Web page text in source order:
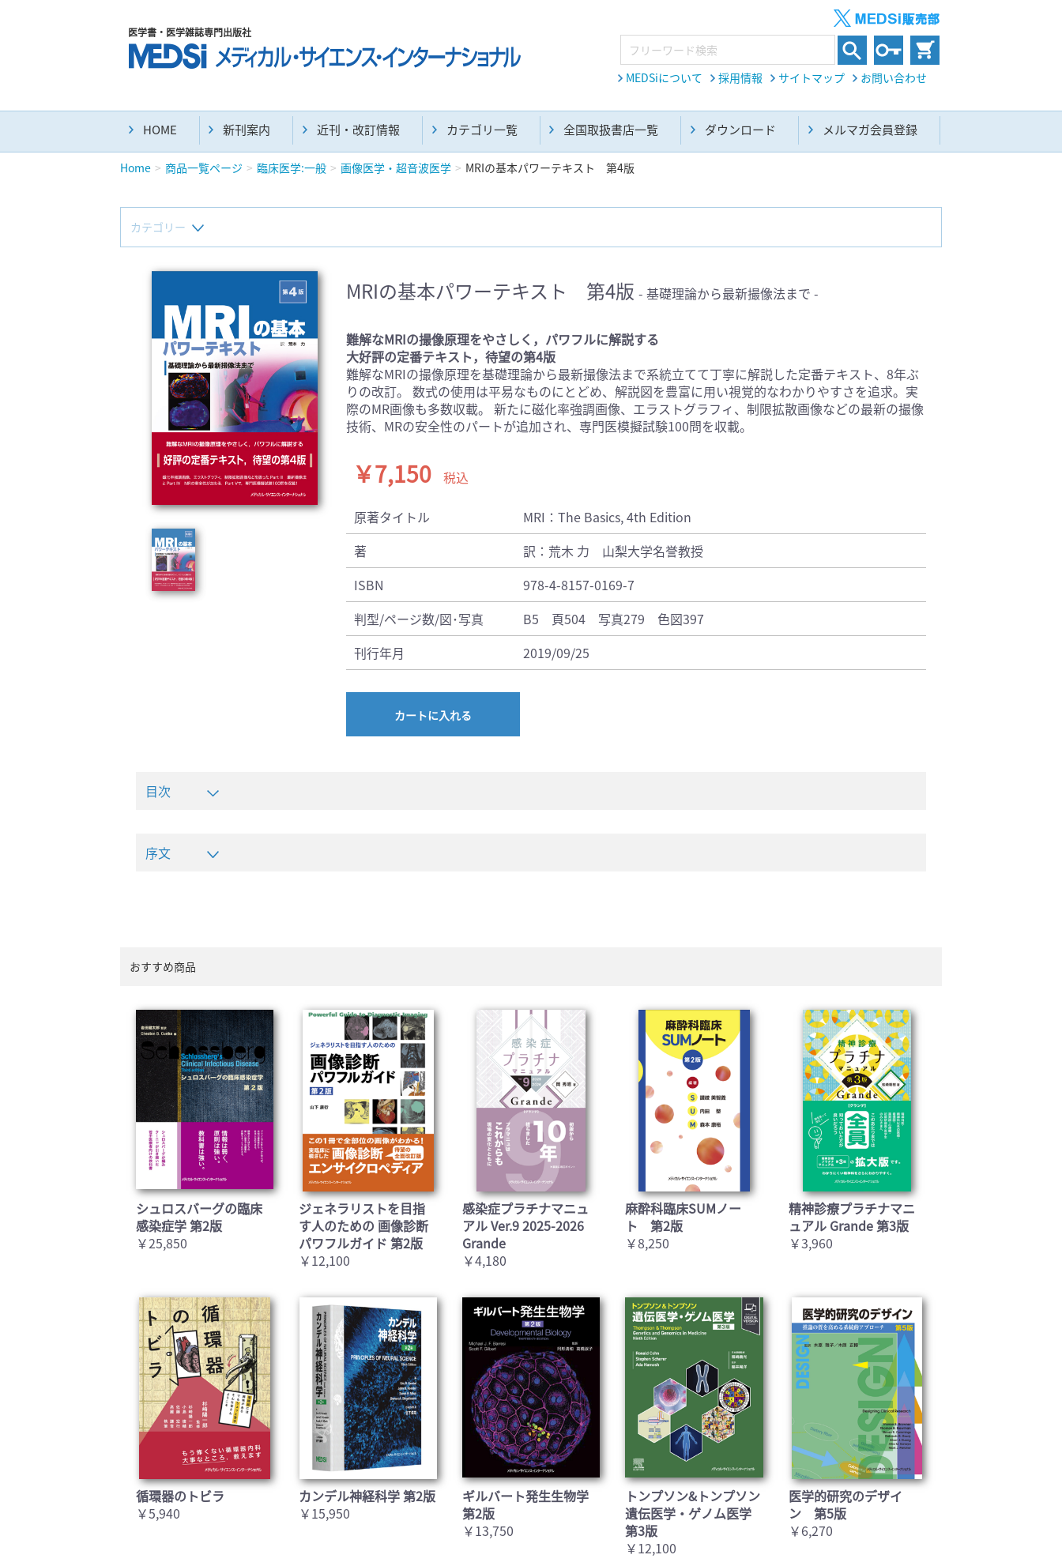
医学書・医学雑誌専門出版社
MEDSiについて 採用情報 サイトマップ お問い合わせ
HOME 新刊案内 近刊・改訂情報 カテゴリ一覧 全国取扱書店一覧 ダウンロード メルマガ会員登録
Home 商品一覧ページ 臨床医学:一般 画像医学・超音波医学 MRIの基本パワーテキスト 第4版
カテゴリー
新刊(直近6ヶ月)(24)
マニュアル(39)
臨床医学:一般(359) 臨床医学:内科系(407) 臨床医学:外科系(249)
基礎医学(93)
基礎医学関連科学(80)
自然科学(25) 看護学(21)
医療技術(16)
歯科学(3)
栄養学(0) 薬学(7)
保健・体育(1)
衛生・公衆衛生学(14)
MRIの基本パワーテキスト 第4版 - 基礎理論から最新撮像法まで -
難解なMRIの撮像原理をやさしく，パワフルに解説する
大好評の定番テキスト，待望の第4版
難解なMRIの撮像原理を基礎理論から最新撮像法まで系統立てて丁寧に解説した定番テキスト、8年ぶ
りの改訂。 数式の使用は平易なものにとどめ、解説図を豊富に用い視覚的なわかりやすさを追求。実
際のMR画像も多数収載。 新たに磁化率強調画像、エラストグラフィ、制限拡散画像などの最新の撮像
技術、MRの安全性のパートが追加され、専門医模擬試験100問を収載。
￥7,150 税込
原著タイトル
MRI：The Basics, 4th Edition
著
訳：荒木 力 山梨大学名誉教授
ISBN
978-4-8157-0169-7
判型/ページ数/図･写真
B5 頁504 写真279 色図397
刊行年月
2019/09/25
カートに入れる
目次
序文
おすすめ商品
シュロスバーグの臨床
感染症学 第2版
￥25,850
ジェネラリストを目指
す人のための 画像診断
パワフルガイド 第2版
￥12,100
感染症プラチナマニュ
アル Ver.9 2025-2026
Grande
￥4,180
麻酔科臨床SUMノー
ト 第2版
￥8,250
精神診療プラチナマニ
ュアル Grande 第3版
￥3,960
循環器のトビラ
￥5,940
カンデル神経科学 第2版
￥15,950
ギルバート発生生物学
第2版
￥13,750
トンプソン&トンプソン
遺伝医学・ゲノム医学
第3版
￥12,100
医学的研究のデザイ
ン 第5版
￥6,270